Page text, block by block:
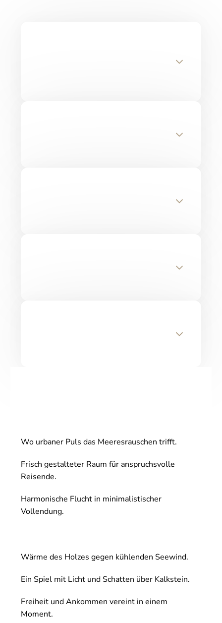
Wo urbaner Puls das Meeresrauschen trifft.
Frisch gestalteter Raum für anspruchsvolle
Reisende.
Harmonische Flucht in minimalistischer
Vollendung.
Wärme des Holzes gegen kühlenden Seewind.
Ein Spiel mit Licht und Schatten über Kalkstein.
Freiheit und Ankommen vereint in einem
Moment.